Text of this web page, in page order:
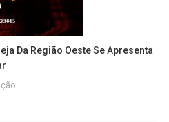
Da Região Oeste Se Apresenta